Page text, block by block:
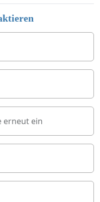
erneut ein